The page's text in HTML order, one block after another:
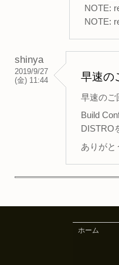
NOTE:
NOTE:
shinya
2019/9/27
(金) 11:44
早速の
早速のご
Build
DISTRO
ありがと
ホーム